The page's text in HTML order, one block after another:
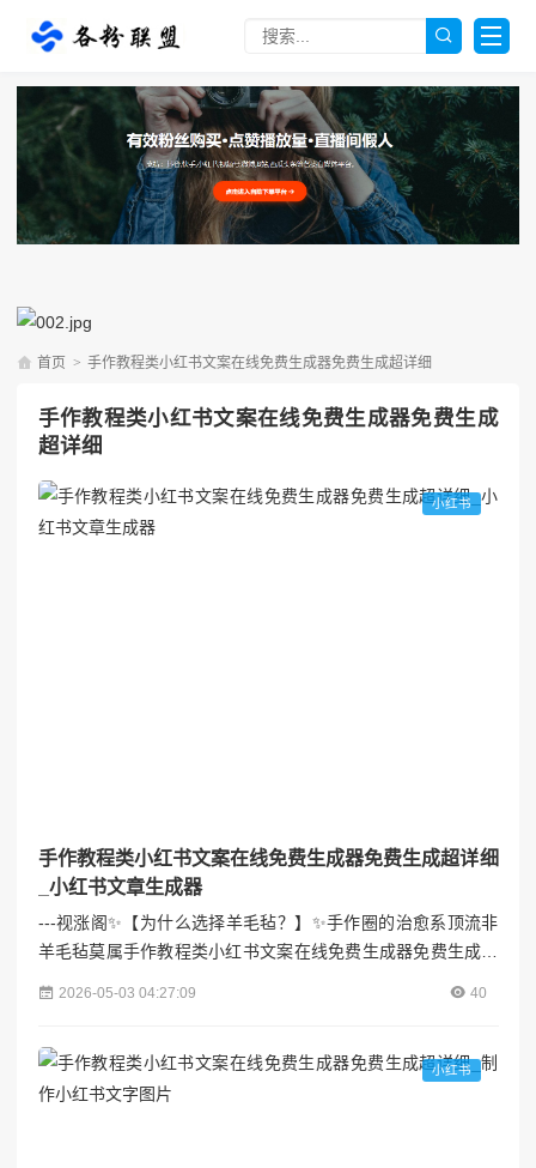
首页 > 手作教程类小红书文案在线免费生成器免费生成超详细
手作教程类小红书文案在线免费生成器免费生成
超详细
小红书
手作教程类小红书文案在线免费生成器免费生成超详细
_小红书文章生成器
---视涨阁✨【为什么选择羊毛毡？】✨手作圈的治愈系顶流非
羊毛毡莫属手作教程类小红书文案在线免费生成器免费生成超
详细！无需复杂工具，一根戳针+一团羊毛就能创造萌系小
发，详细拆解每个步骤，看完直接上手，翻车率0%！---### 🧰
【材料工具清单】（附平价替代方案）1. **核心材料*...
2026-05-03 04:27:09 40
小红书